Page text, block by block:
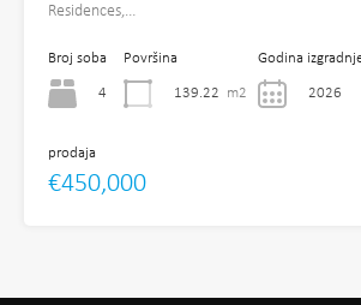
Residences,…
Broj soba
4
Površina
139.22 m2
Godina
2026
prodaja
€450,000